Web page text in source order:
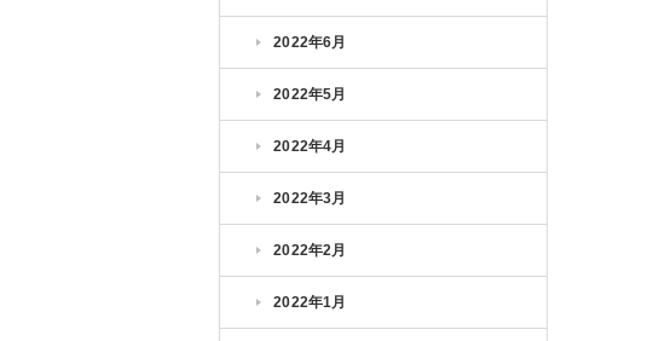
2022年6月
2022年5月
2022年4月
2022年3月
2022年2月
2022年1月